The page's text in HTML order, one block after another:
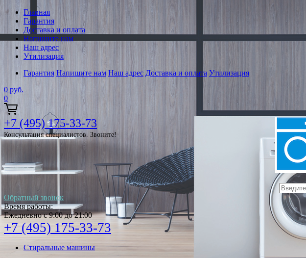
Главная
Гарантия
Доставка и оплата
Напишите нам
Наш адрес
Утилизация
Гарантия Напишите нам Наш адрес Доставка и оплата Утилизация
0 руб.
0
+7 (495) 175-33-73
Консультация специалистов. Звоните!
Обратный звонок
Время работы:
Ежедневно с 9:00 до 21:00
+7 (495) 175-33-73
Стиральные машины